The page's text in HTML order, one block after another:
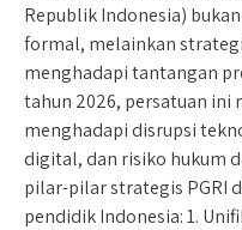
Republik Indonesia)
formal, melainkan
menghadapi tantangan
tahun 2026, persatuan ini
menghadapi disrupsi
digital, dan risiko hukum
pilar-pilar strategis PGRI
pendidik Indonesia: 1.